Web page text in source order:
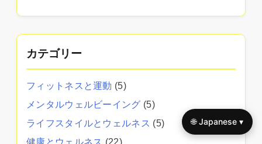
カテゴリー
フィットネスと運動 (5)
メンタルウェルビーイング (5)
ライフスタイルとウェルネス (5)
🌐 Japanese ▾